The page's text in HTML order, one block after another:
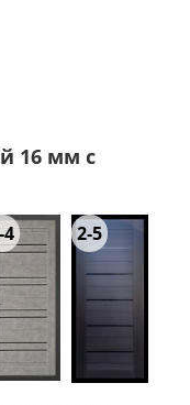
16 мм с
4 2-5